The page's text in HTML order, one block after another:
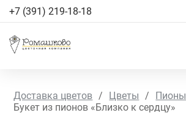
+7 (391) 219-18-18
Доставка цветов / Цветы / Пионы
Букет из пионов «Близко к сердцу»